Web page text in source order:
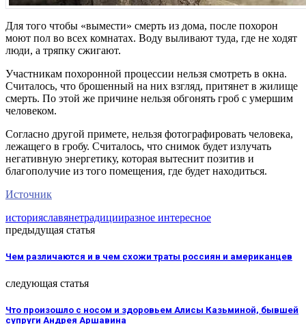
Для того чтобы «вымести» смерть из дома, после похорон
моют пол во всех комнатах. Воду выливают туда, где не ходят
люди, а тряпку сжигают.
Участникам похоронной процессии нельзя смотреть в окна.
Считалось, что брошенный на них взгляд, притянет в жилище
смерть. По этой же причине нельзя обгонять гроб с умершим
человеком.
Согласно другой примете, нельзя фотографировать человека,
лежащего в гробу. Считалось, что снимок будет излучать
негативную энергетику, которая вытеснит позитив и
благополучие из того помещения, где будет находиться.
Источник
историяславянетрадицииразное интересное
предыдущая статья
Чем различаются и в чем схожи траты россиян и американцев
следующая статья
Что произошло с носом и здоровьем Алисы Казьминой, бывшей
супруги Андрея Аршавина